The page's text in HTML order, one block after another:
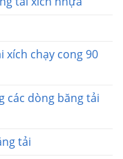
xích chạy cong 90
các dòng băng tải
tải